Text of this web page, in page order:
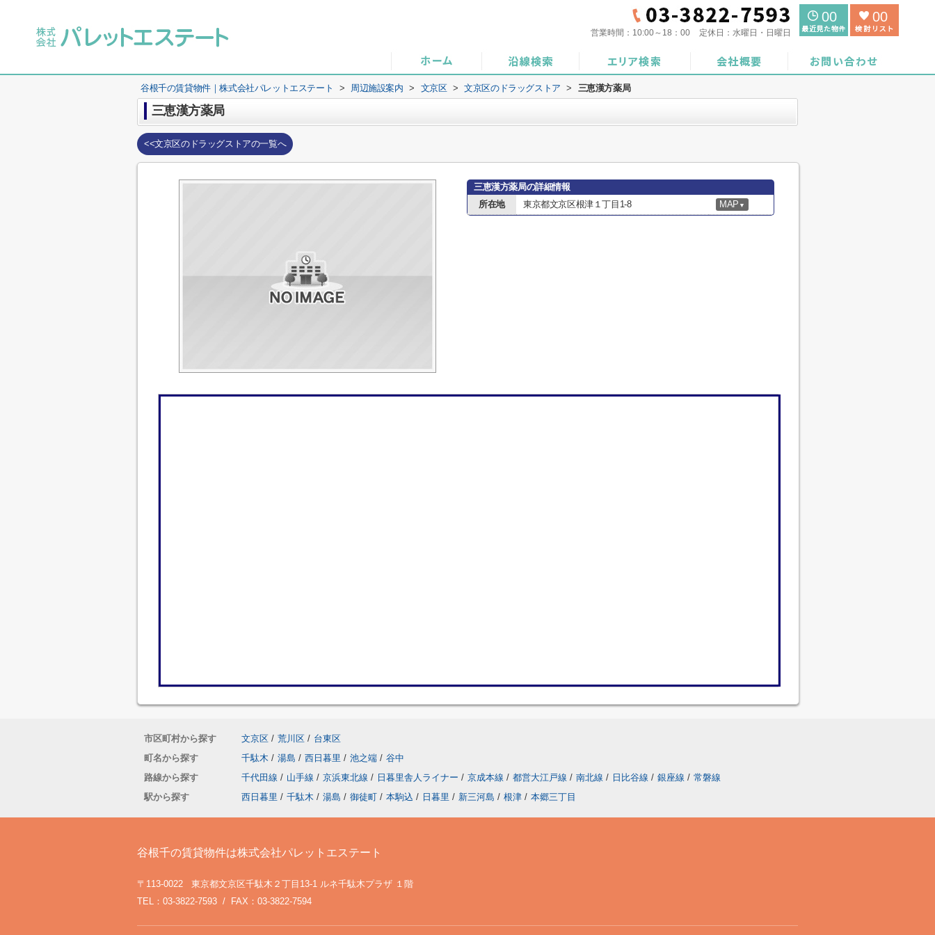
営業時間： 10:00～18：00 定休日： 水曜日・日曜日
00 00
谷根千の賃貸物件｜株式会社パレットエステート > 周辺施設案内 > 文京区 > 文京区のドラッグストア > 三恵漢方薬局
三恵漢方薬局
<<文京区のドラッグストアの一覧へ
三恵漢方薬局の詳細情報
所在地
東京都文京区根津１丁目1-8 MAP ▼
市区町村から探す 文京区 / 荒川区 / 台東区
町名から探す
千駄木 / 湯島 / 西日暮里 / 池之端 / 谷中
路線から探す
千代田線 / 山手線 / 京浜東北線 / 日暮里舎人ライナー / 京成本線 / 都営大江戸線 / 南北線 / 日比谷線 / 銀座線 / 常磐線
駅から探す
西日暮里 / 千駄木 / 湯島 / 御徒町 / 本駒込 / 日暮里 / 新三河島 / 根津 / 本郷三丁目
谷根千の賃貸物件は株式会社パレットエステート
〒113-0022 東京都文京区千駄木２丁目13-1 ルネ千駄木プラザ １階
TEL：03-3822-7593 / FAX：03-3822-7594